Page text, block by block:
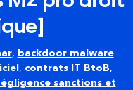
, backdoor malware
, contrats IT BtoB,
sanctions et